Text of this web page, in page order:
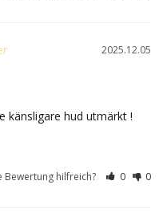
2025.12.05
känsligare hud utmärkt !
Bewertung hilfreich? 0 0